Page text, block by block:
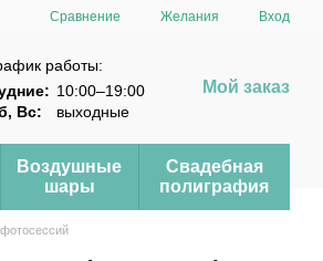
Сравнение Желания Вход
работы:
10:00–19:00
Вс:
выходные
Мой заказ
Воздушные
шары
Свадебная
полиграфия